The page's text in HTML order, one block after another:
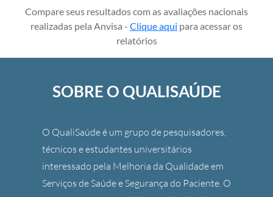
Compare seus resultados com as avaliações nacionais
realizadas pela Anvisa - Clique aqui para acessar os
relatórios
SOBRE O QUALISAÚDE
O QualiSaúde é um grupo de pesquisadores,
técnicos e estudantes universitários
interessado pela Melhoria da Qualidade em
Serviços de Saúde e Segurança do Paciente. O